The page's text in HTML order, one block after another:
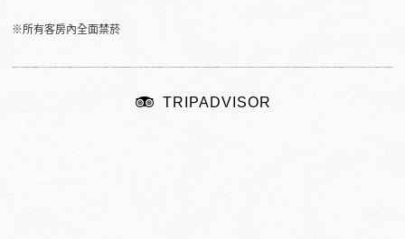
※所有客房內全面禁菸
TRIPADVISOR